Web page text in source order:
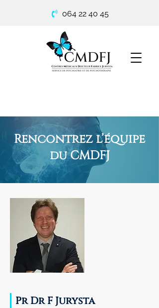
064 22 40 45
Rencontrez l’équipe
du CMDFJ
Pr Dr F Jurysta